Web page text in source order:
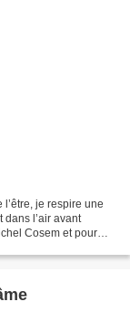
je respire une
l’air avant
Cosem et pour